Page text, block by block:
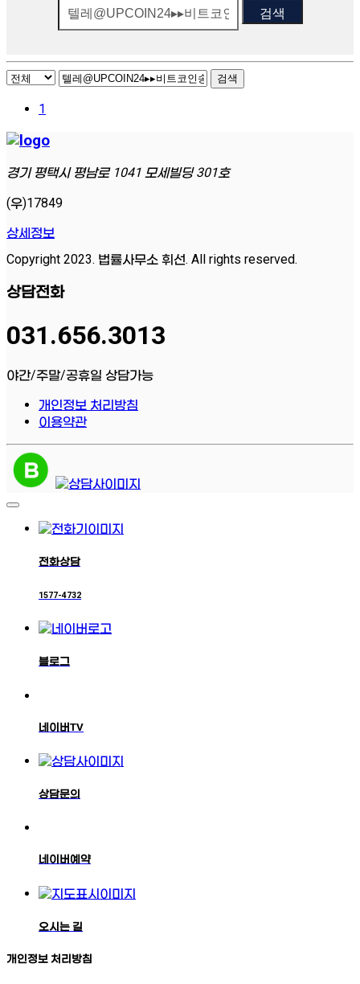
검색
검색
1
경기 평택시 평남로 1041 모세빌딩 301호
(우)17849
상세정보
Copyright 2023. 법률사무소 휘선. All rights reserved.
상담전화
031.656.3013
야간/주말/공휴일 상담가능
개인정보 처리방침
이용약관
전화상담
1577-4732
블로그
네이버TV
상담문의
네이버예약
오시는 길
개인정보 처리방침